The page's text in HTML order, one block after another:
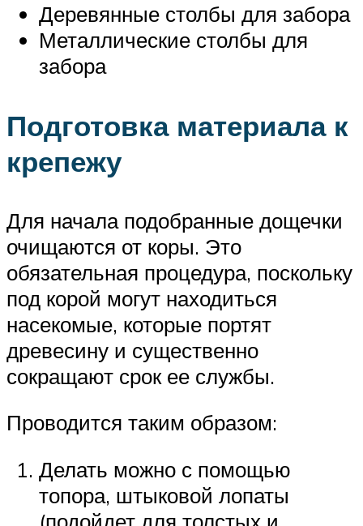
Деревянные столбы для забора
Металлические столбы для
забора
Подготовка материала к
крепежу
Для начала подобранные дощечки
очищаются от коры. Это
обязательная процедура, поскольку
под корой могут находиться
насекомые, которые портят
древесину и существенно
сокращают срок ее службы.
Проводится таким образом:
Делать можно с помощью
топора, штыковой лопаты